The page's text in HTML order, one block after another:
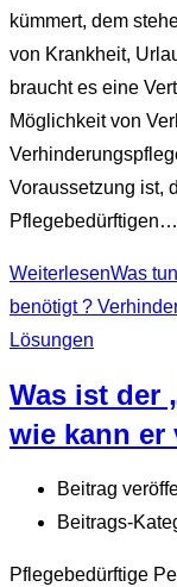
kümmert, dem
von Krankheit,
braucht es eine
Möglichkeit von
Voraussetzung ist,
Pflegebedürftigen…
WeiterlesenWas
benötigt ?
Lösungen
Was ist der
wie kann er
Beitrag
Beitrags-
Pflegebedürftige